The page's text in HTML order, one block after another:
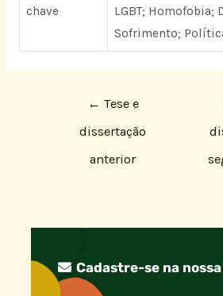
chave
LGBT; Homofobia;
Sofrimento;
← Tese e
dissertação
anterior
Cadastre-se na